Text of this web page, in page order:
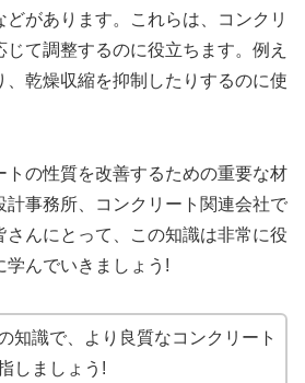
があります。これらは、コンクリ
て調整するのに役立ちます。例え
、乾燥収縮を抑制したりするのに使
トの性質を改善するための重要な材
計事務所、コンクリート関連会社で
さんにとって、この知識は非常に役
学んでいきましょう!
知識で、より良質なコンクリート
しましょう!